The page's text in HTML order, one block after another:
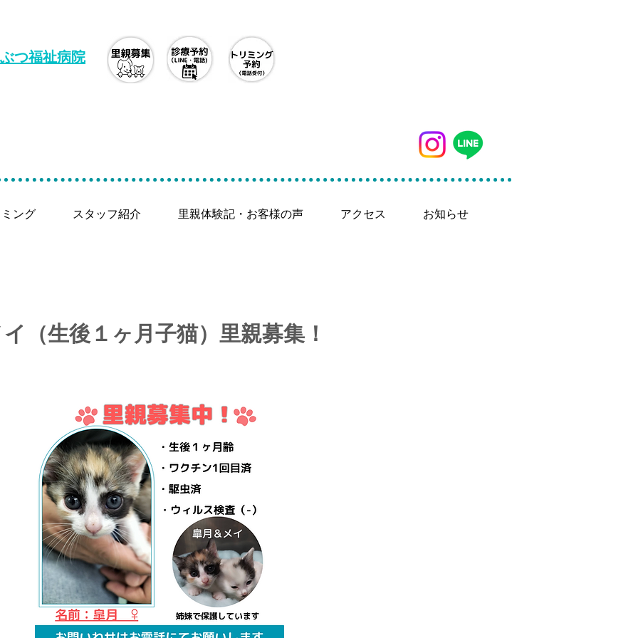
つ福祉病院
ング スタッフ紹介 里親体験記・お客様の声 アクセス お知らせ
（生後１ヶ月子猫）里親募集！